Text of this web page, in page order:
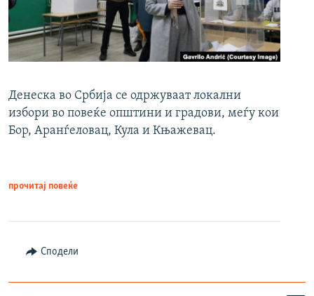
Денеска во Србија се одржуваат локални
избори во повеќе општини и градови, меѓу кои
Бор, Аранѓеловац, Кула и Књажевац.
прочитај повеќе
Сподели